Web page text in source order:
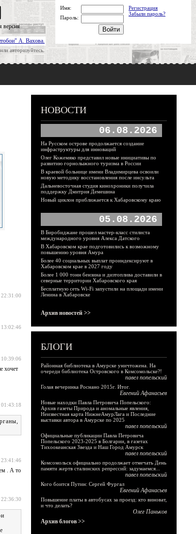
А. Вахова.
авторизуйтесь.
версия
Имя:
Регистрация
Забыли пароль?
Пароль:
хочет
. А то
НОВОСТИ
06.08.2026
На Русском острове продолжается создание
инфраструктуры для инноваций
Олег Кожемяко представил новые инициативы по
развитию горнолыжного туризма в России
В краевой больнице имени Владимирцева освоили
новую методику восстановления после инсульта
Дальневосточная студия кинохроники получила
поддержку Дмитрия Демешина
Новый циклон приближается к Хабаровскому краю
05.08.2026
В Биробиджане прошел мастер-класс стилиста
международного уровня Алекса Датского
В Хабаровском крае подготовились к возможному
повышению уровня Амура
Более 40 социальных выплат проиндексируют в
Хабаровском крае в 2027 году
Более 1 000 тонн бензина и дизтоплива доставили в
северные территории Хабаровского края
Бесплатную сеть Wi-Fi запустили на площади имени
Ленина в Хабаровске
Архив новостей >>
БЛОГИ
Районная библиотека в Амурске уничтожена. На
очереди библиотека Островского в Комсомольске?!
павел попельский
Голая вечеринка Роснано 2015г. Итог.
Евгений Афанасьев
Новые находки Павла Петровича Попельского:
Архив газеты Природа и аномальные явления,
Неизвестная карта НижнеАмурЛага и Последние
выставки автора в Амурске по 2025
павел попельский
Официальные публикации Павла Петровича
Попельского 2023-2025 в Болгарии, в газетах
Тихоокеанская Звезда и Наш Город Амурск
павел попельский
Комсомольск официально продолжает отмечать День
памяти жертв сталинских репрессий: задумаемся...
павел попельский
Кого боится Путин: Сергей Фургал
Евгений Афанасьев
Повышение платы в автобусах за проезд: кто виноват,
и что делать?
Олег Паньков
Архив блогов >>